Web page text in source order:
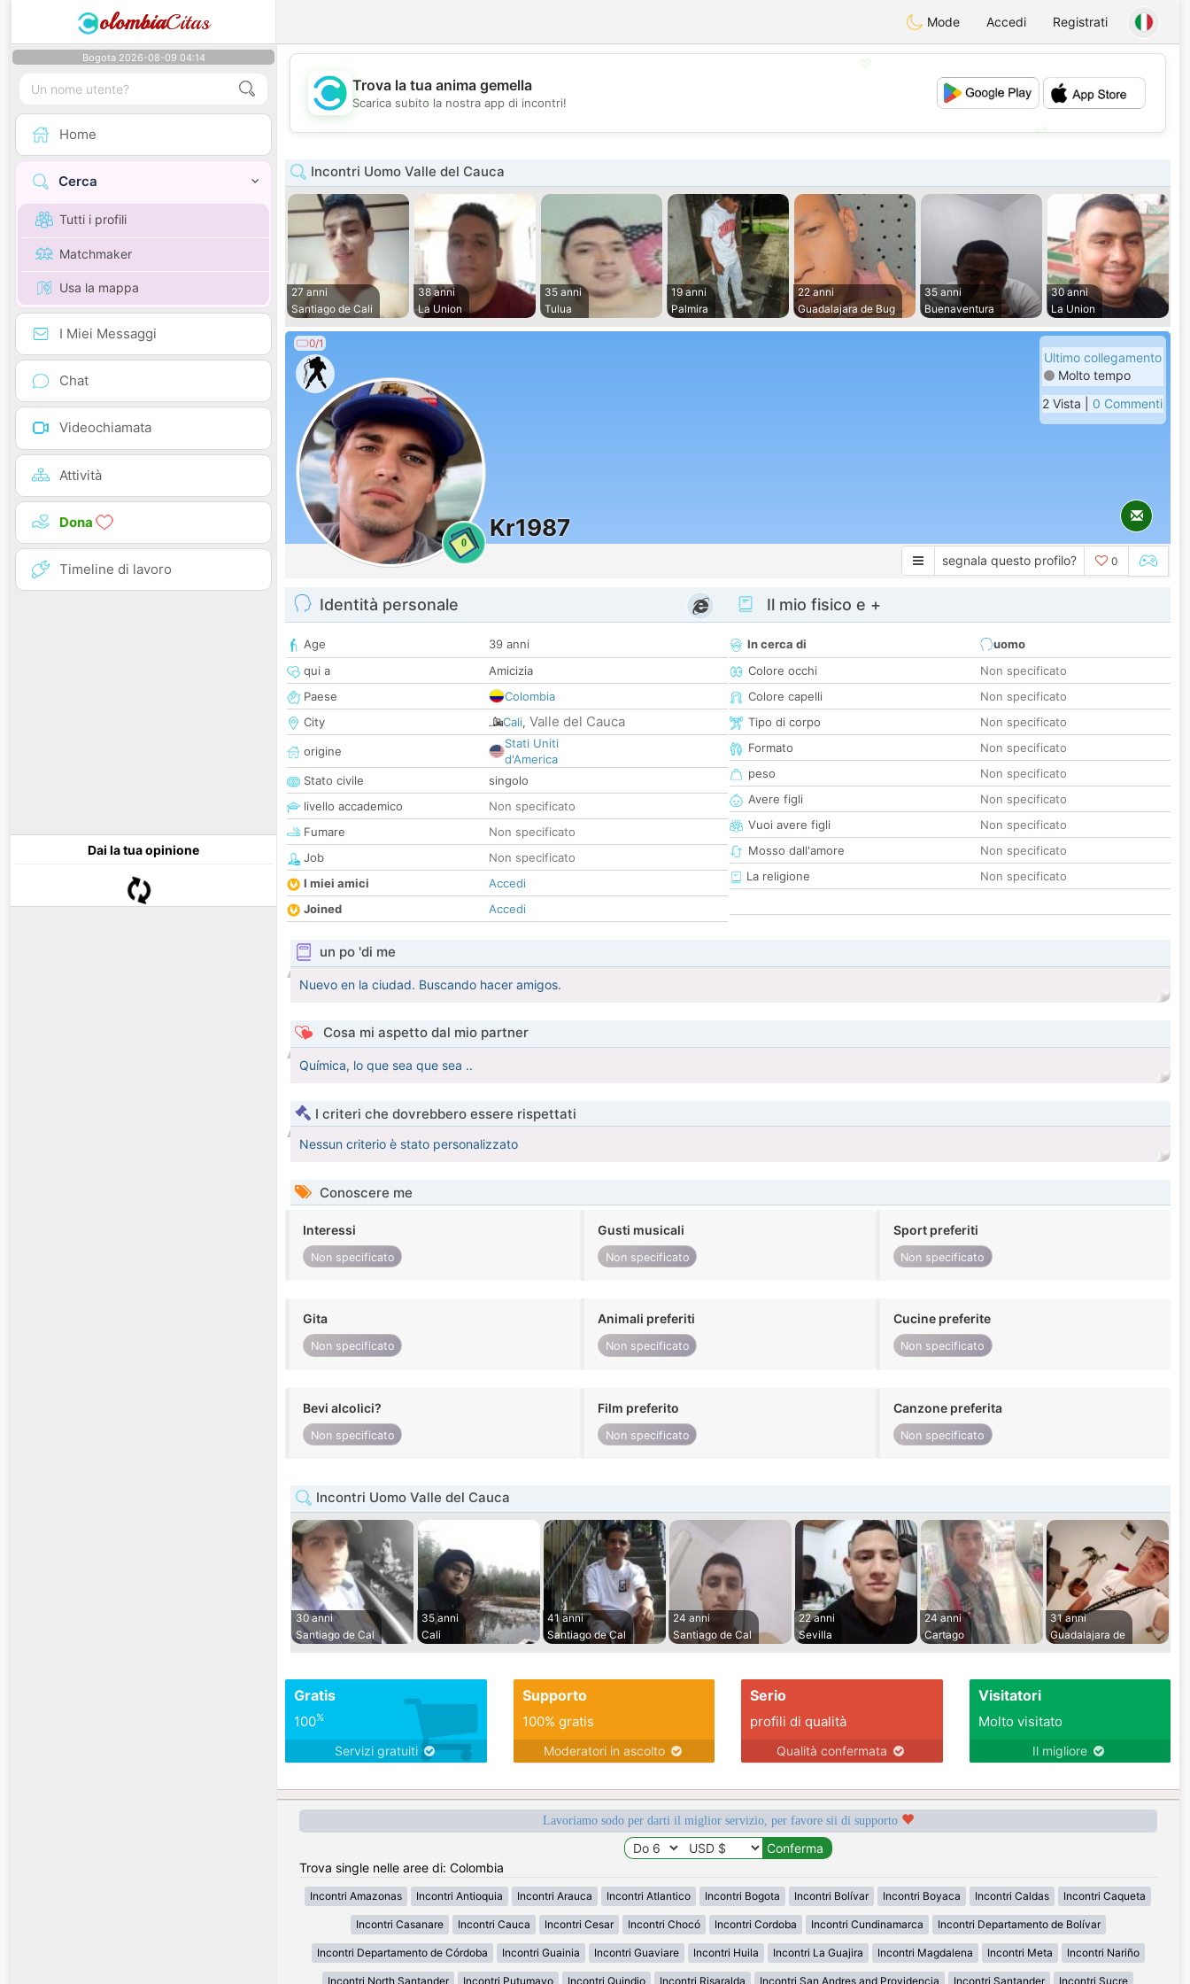
olombiaCitas Mode Accedi Registrati
Bogota 2026-08-09 04:14
Home
Cerca
Tutti i profili
Matchmaker
Usa la mappa
I Miei Messaggi
Chat
Videochiamata
Attività
Dona
Timeline di lavoro
Dai la tua opinione
💖
💕
Trova la tua anima gemella
Scarica subito la nostra app di incontri!
Incontri Uomo Valle del Cauca
27 anni
Santiago de Cali
38 anni
La Union
35 anni
Tulua
19 anni
Palmira
22 anni
Guadalajara de Bug
35 anni
Buenaventura
30 anni
La Union
0/1
0
Kr1987
Ultimo collegamento
Molto tempo
2 Vista | 0 Commenti
segnala questo profilo? 0
Identità personale
Age
39 anni
qui a
Amicizia
Paese
Colombia
City
Cali, Valle del Cauca
origine
Stati Uniti
d'America
Stato civile
singolo
livello accademico
Non specificato
Fumare
Non specificato
Job
Non specificato
I miei amici
Accedi
Joined
Accedi
Il mio fisico e +
In cerca di
uomo
Colore occhi
Non specificato
Colore capelli
Non specificato
Tipo di corpo
Non specificato
Formato
Non specificato
peso
Non specificato
Avere figli
Non specificato
Vuoi avere figli
Non specificato
Mosso dall'amore
Non specificato
La religione
Non specificato
un po 'di me
Nuevo en la ciudad. Buscando hacer amigos.
Cosa mi aspetto dal mio partner
Química, lo que sea que sea ..
I criteri che dovrebbero essere rispettati
Nessun criterio è stato personalizzato
Conoscere me
Interessi
Non specificato
Gusti musicali
Non specificato
Sport preferiti
Non specificato
Gita
Non specificato
Animali preferiti
Non specificato
Cucine preferite
Non specificato
Bevi alcolici?
Non specificato
Film preferito
Non specificato
Canzone preferita
Non specificato
Incontri Uomo Valle del Cauca
30 anni
Santiago de Cal
35 anni
Cali
41 anni
Santiago de Cal
24 anni
Santiago de Cal
22 anni
Sevilla
24 anni
Cartago
31 anni
Guadalajara de
Gratis
100%
Servizi gratuiti
Supporto
100% gratis
Moderatori in ascolto
Serio
profili di qualità
Qualità confermata
Visitatori
Molto visitato
Il migliore
Lavoriamo sodo per darti il miglior servizio, per favore sii di supporto
Trova single nelle aree di: Colombia
Incontri Amazonas Incontri Antioquia Incontri Arauca Incontri Atlantico Incontri Bogota Incontri Bolívar Incontri Boyaca Incontri Caldas Incontri Caqueta
Incontri Casanare Incontri Cauca Incontri Cesar Incontri Chocó Incontri Cordoba Incontri Cundinamarca Incontri Departamento de Bolívar
Incontri Departamento de Córdoba Incontri Guainia Incontri Guaviare Incontri Huila Incontri La Guajira Incontri Magdalena Incontri Meta Incontri Nariño
Incontri North Santander Incontri Putumayo Incontri Quindio Incontri Risaralda Incontri San Andres and Providencia Incontri Santander Incontri Sucre